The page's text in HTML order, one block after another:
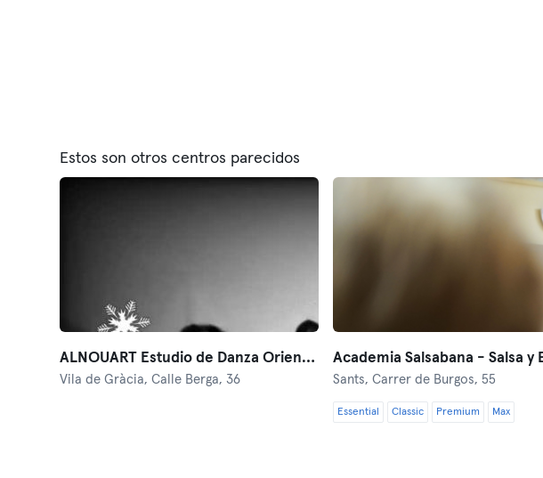
Estos son otros centros parecidos
ALNOUART Estudio de Danza Oriental
Vila de Gràcia,Calle Berga, 36 Sants, Carrer de Burgos, 55
Essential Classic Premium Max